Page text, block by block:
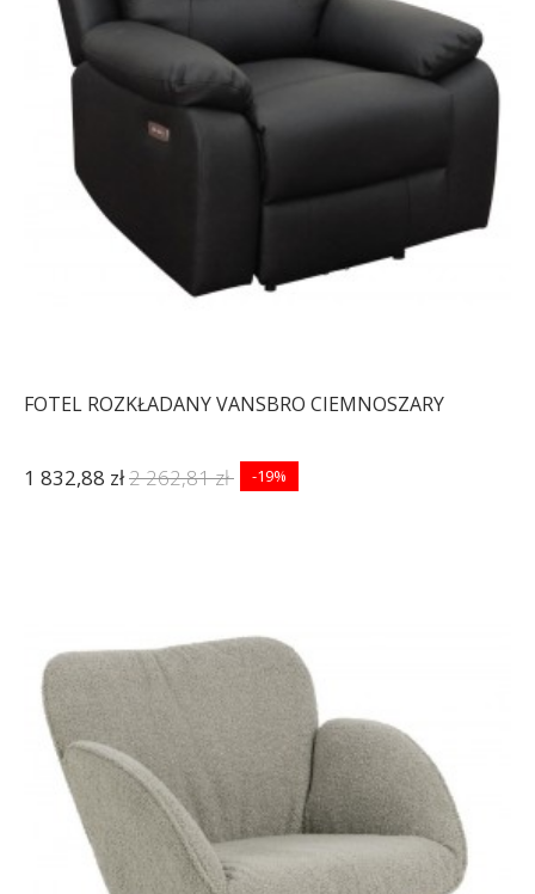
FOTEL ROZKŁADANY VANSBRO CIEMNOSZARY
1 832,88 zł2 262,81 zł -19%